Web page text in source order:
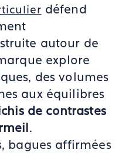
défend
autour de
explore
des volumes
aux équilibres
de contrastes
.
bagues affirmées